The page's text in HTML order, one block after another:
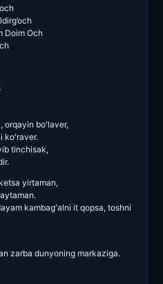
Doim Och
orqayin boʻlaver,
koʻraver.
tinchisak,
yirtaman,
kambagʻalni it qopsa, toshni
zarba dunyoning markaziga.